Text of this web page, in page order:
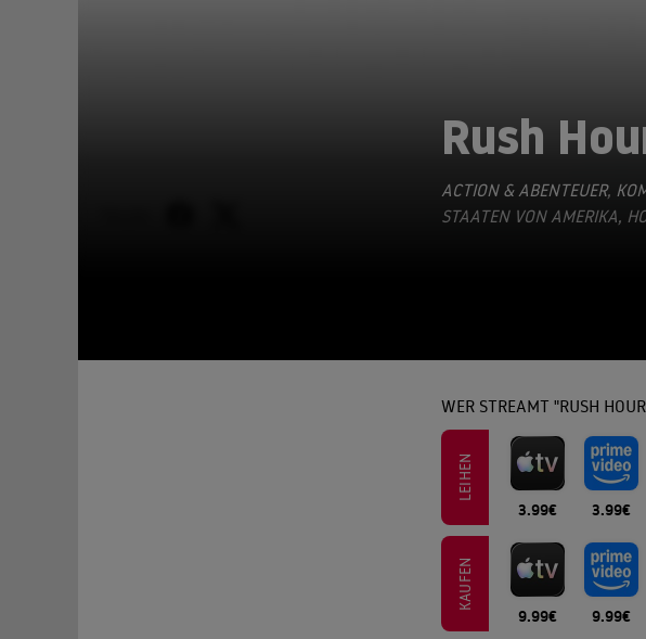
Rush
ACTION & ABENTEUER,
STAATEN VON AMERIKA,
WER STREAMT "RUSH
LEIHEN
3.99€ 3.99€
KAUFEN
9.99€ 9.99€